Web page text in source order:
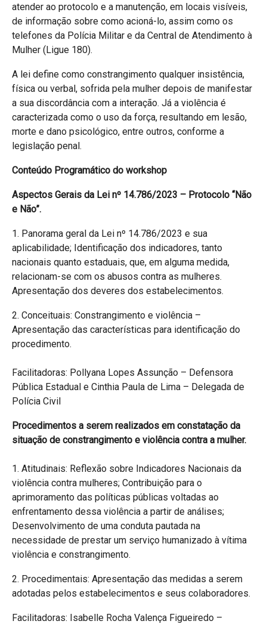
atender ao protocolo e a manutenção, em locais visíveis,
de informação sobre como acioná-lo, assim como os
telefones da Polícia Militar e da Central de Atendimento à
Mulher (Ligue 180).
A lei define como constrangimento qualquer insistência,
física ou verbal, sofrida pela mulher depois de manifestar
a sua discordância com a interação. Já a violência é
caracterizada como o uso da força, resultando em lesão,
morte e dano psicológico, entre outros, conforme a
legislação penal.
Conteúdo Programático do workshop
Aspectos Gerais da Lei nº 14.786/2023 – Protocolo “Não
e Não”.
1. Panorama geral da Lei nº 14.786/2023 e sua
aplicabilidade; Identificação dos indicadores, tanto
nacionais quanto estaduais, que, em alguma medida,
relacionam-se com os abusos contra as mulheres.
Apresentação dos deveres dos estabelecimentos.
2. Conceituais: Constrangimento e violência –
Apresentação das características para identificação do
procedimento.
Facilitadoras: Pollyana Lopes Assunção – Defensora
Pública Estadual e Cinthia Paula de Lima – Delegada de
Polícia Civil
Procedimentos a serem realizados em constatação da
situação de constrangimento e violência contra a mulher.
1. Atitudinais: Reflexão sobre Indicadores Nacionais da
violência contra mulheres; Contribuição para o
aprimoramento das políticas públicas voltadas ao
enfrentamento dessa violência a partir de análises;
Desenvolvimento de uma conduta pautada na
necessidade de prestar um serviço humanizado à vítima
violência e constrangimento.
2. Procedimentais: Apresentação das medidas a serem
adotadas pelos estabelecimentos e seus colaboradores.
Facilitadoras: Isabelle Rocha Valença Figueiredo –